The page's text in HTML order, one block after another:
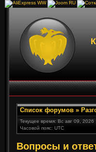
Список форумов »
Текущее время: Вс авг 09, 2026
Часовой пояс: UTC
Вопросы и